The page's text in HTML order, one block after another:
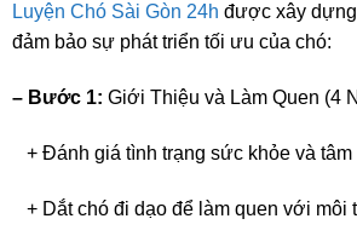
Luyện Chó Sài Gòn 24h được xây
đảm bảo sự phát triển tối ưu của chó:
– Bước 1: Giới Thiệu và Làm Quen (4
+ Đánh giá tình trạng sức khỏe và tâm
+ Dắt chó đi dạo để làm quen với môi